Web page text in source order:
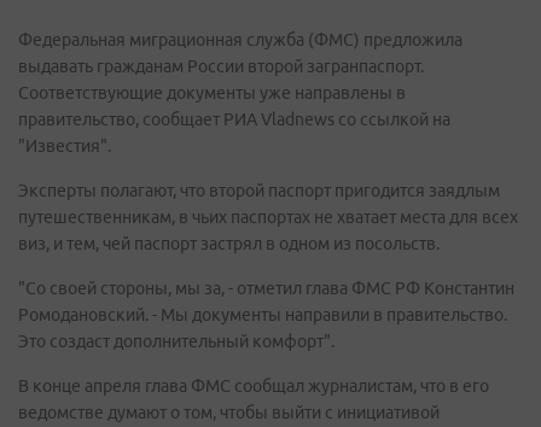
Федеральная миграционная служба (ФМС) предложила
выдавать гражданам России второй загранпаспорт.
Соответствующие документы уже направлены в
правительство, сообщает РИА Vladnews со ссылкой на
"Известия".
Эксперты полагают, что второй паспорт пригодится заядлым
путешественникам, в чьих паспортах не хватает места для всех
виз, и тем, чей паспорт застрял в одном из посольств.
"Со своей стороны, мы за, - отметил глава ФМС РФ Константин
Ромодановский. - Мы документы направили в правительство.
Это создаст дополнительный комфорт".
В конце апреля глава ФМС сообщал журналистам, что в его
ведомстве думают о том, чтобы выйти с инициативой